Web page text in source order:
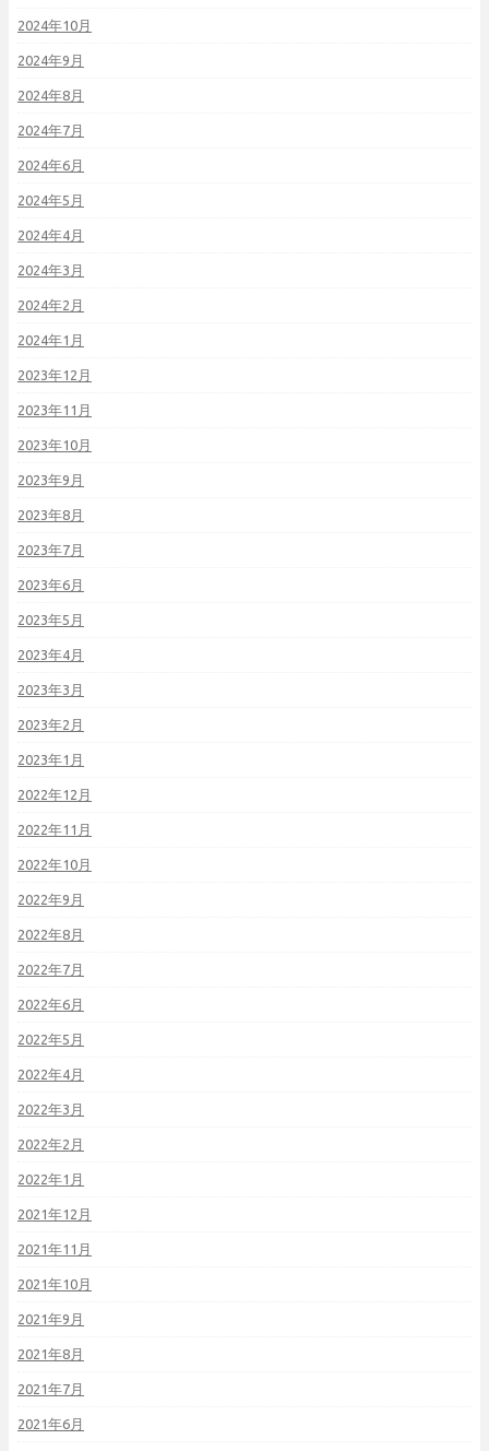
2024年10月
2024年9月
2024年8月
2024年7月
2024年6月
2024年5月
2024年4月
2024年3月
2024年2月
2024年1月
2023年12月
2023年11月
2023年10月
2023年9月
2023年8月
2023年7月
2023年6月
2023年5月
2023年4月
2023年3月
2023年2月
2023年1月
2022年12月
2022年11月
2022年10月
2022年9月
2022年8月
2022年7月
2022年6月
2022年5月
2022年4月
2022年3月
2022年2月
2022年1月
2021年12月
2021年11月
2021年10月
2021年9月
2021年8月
2021年7月
2021年6月